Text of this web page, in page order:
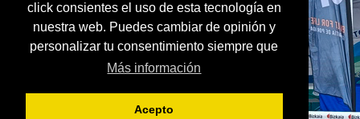
click consientes el uso de esta tecnología en
nuestra web. Puedes cambiar de opinión y
personalizar tu consentimiento siempre que
Más información
Acepto